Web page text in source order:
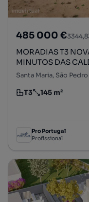
485 000 €
MORADIAS T3
MINUTOS DAS
Santa Maria, São
Tipologia
T3
Preço por metro
145 m²
Pro Portugal
Profissional